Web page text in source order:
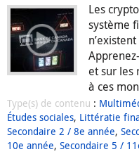
Les
système
et sur les
à ces
Type(s) de contenu :
Études sociales, Littératie
Secondaire 2 / 8e année,
10e année, Secondaire 5 /